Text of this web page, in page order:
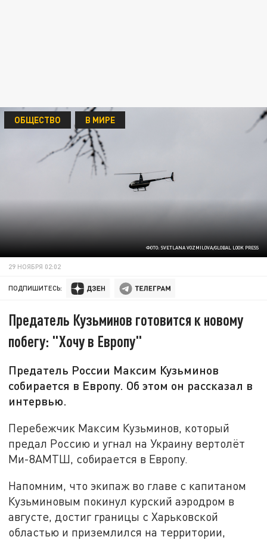
ФОТО: SVETLANA VOZMILOVA/GLOBAL LOOK PRESS
ОБЩЕСТВО В МИРЕ
29 НОЯБРЯ 02:02
ПОДПИШИТЕСЬ:
Предатель Кузьминов готовится к новому
побегу: "Хочу в Европу"
Предатель России Максим Кузьминов
собирается в Европу. Об этом он рассказал в
интервью.
Перебежчик Максим Кузьминов, который
предал Россию и угнал на Украину вертолёт
Ми-8АМТШ, собирается в Европу.
Напомним, что экипаж во главе с капитаном
Кузьминовым покинул курский аэродром в
августе, достиг границы с Харьковской
областью и приземлился на территории,